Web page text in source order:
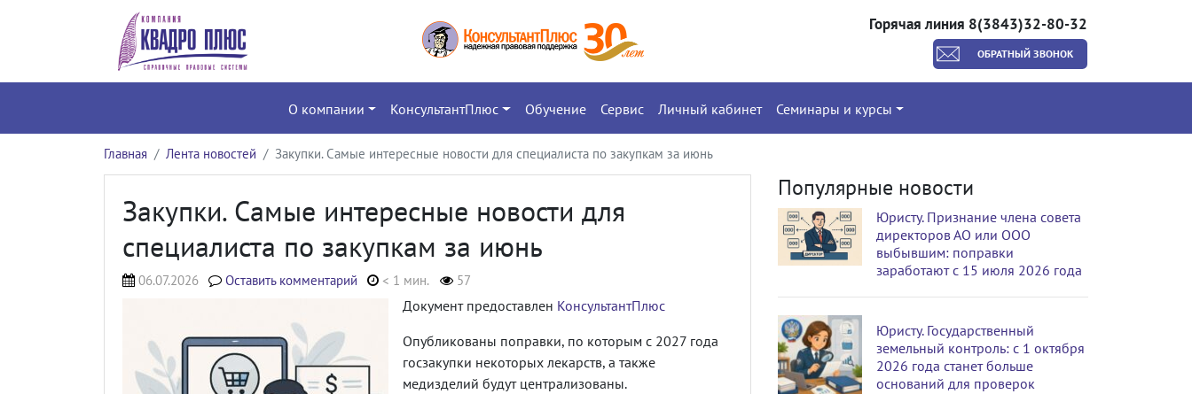
Горячая линия 8(3843)32-80-32
ОБРАТНЫЙ ЗВОНОК
О компании КонсультантПлюс Обучение Сервис Личный кабинет Семинары и курсы
Главная Лента новостей Закупки. Самые интересные новости для специалиста по закупкам за июнь
Закупки. Самые интересные новости для
специалиста по закупкам за июнь
06.07.2026 Оставить комментарий < 1 мин. 57
Документ предоставлен КонсультантПлюс
Опубликованы поправки, по которым с 2027 года
госзакупки некоторых лекарств, а также
медизделий будут централизованы.
Популярные новости
Юристу. Признание члена совета
директоров АО или ООО
выбывшим: поправки
заработают с 15 июля 2026 года
Юристу. Государственный
земельный контроль: с 1 октября
2026 года станет больше
оснований для проверок